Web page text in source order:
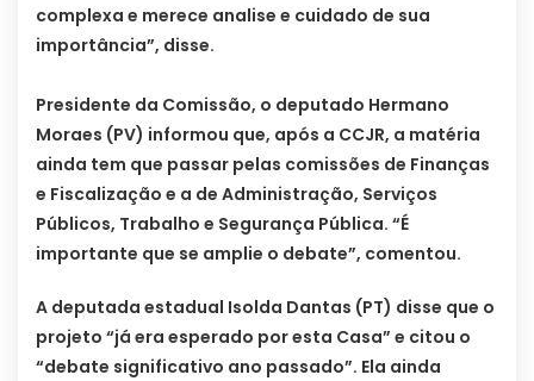
complexa e merece analise e cuidado de sua
importância”, disse.
Presidente da Comissão, o deputado Hermano
Moraes (PV) informou que, após a CCJR, a matéria
ainda tem que passar pelas comissões de Finanças
e Fiscalização e a de Administração, Serviços
Públicos, Trabalho e Segurança Pública. “É
importante que se amplie o debate”, comentou.
A deputada estadual Isolda Dantas (PT) disse que o
projeto “já era esperado por esta Casa” e citou o
“debate significativo ano passado”. Ela ainda